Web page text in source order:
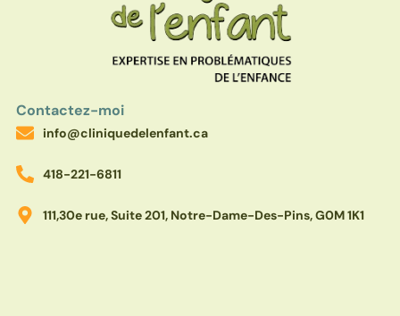
Contactez-moi
info@cliniquedelenfant.ca
418-221-6811
111,30e rue, Suite 201, Notre-Dame-Des-Pins, G0M 1K1